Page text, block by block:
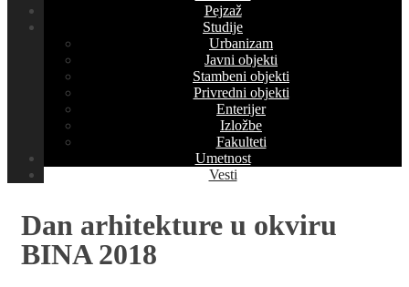
Pejzaž
Studije
Urbanizam
Javni objekti
Stambeni objekti
Privredni objekti
Enterijer
Izložbe
Fakulteti
Umetnost
Vesti
Dan arhitekture u okviru
BINA 2018